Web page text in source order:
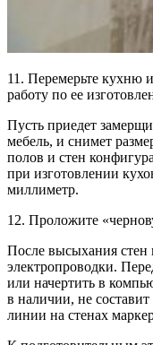
11. Перемерьте кухню
работу по ее
Пусть приедет
мебель, и снимет
полов и стен
при изготовлении
миллиметр.
12. Проложите
После высыхания стен
электропроводки.
или начертить в
в наличии, не
линии на стенах